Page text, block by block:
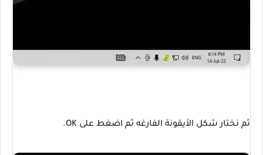
ثم نختار شكل الأيقونة الفارغه ثم اضغط على OK.